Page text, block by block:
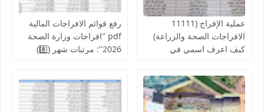
عملية الإفراج (11111
الافراجات الصحة والزراعة)
كيف اعرف اسمي في
لإنجاز الإفراج المالي عن
رواتب الموظفين لشهر
أغسطس
رفع قوائم الافراجات المالية
pdf "افراجات وزارة الصحة
2026": مرتبات شهر (8️⃣)
الوطني للبحوث الطبية
والكليات التقنية والمعاهد